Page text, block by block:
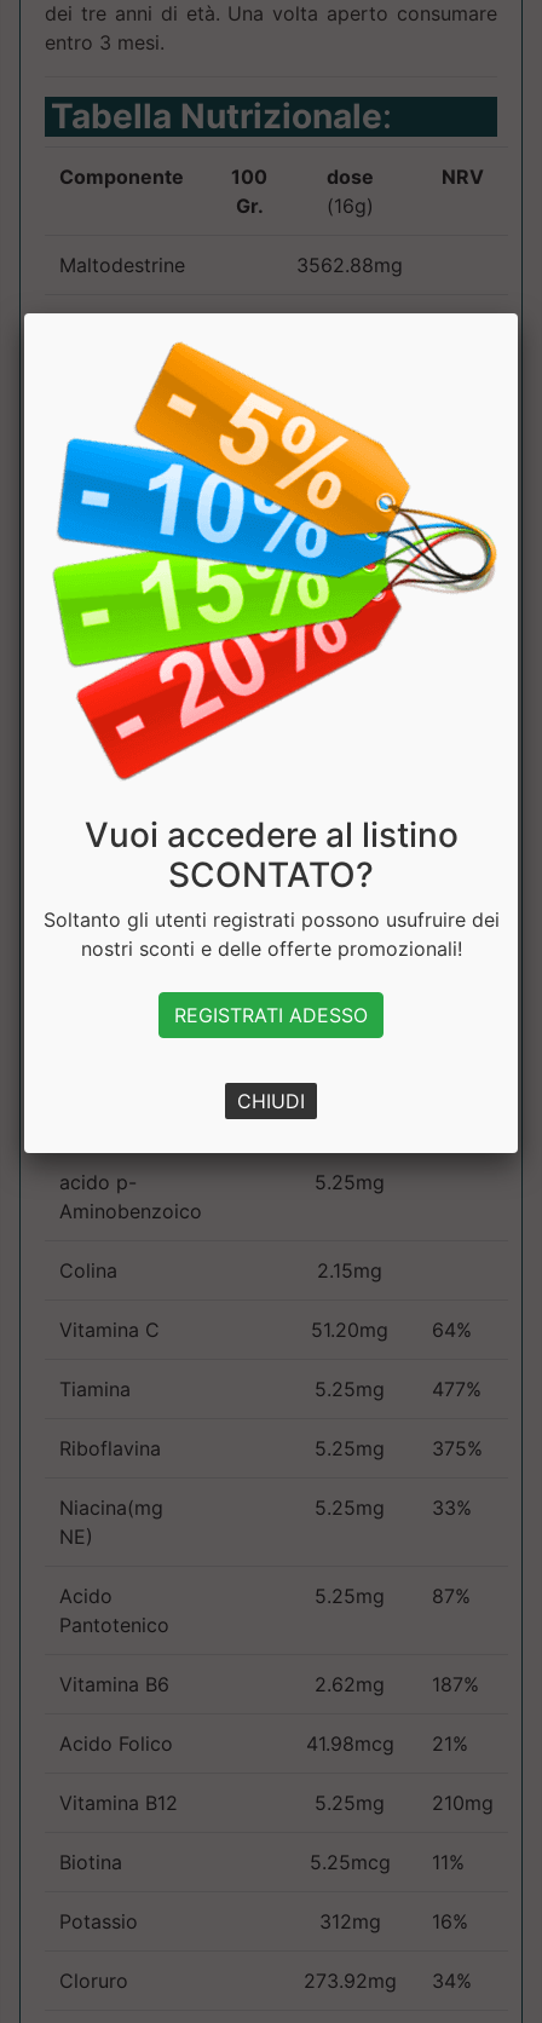
dei tre anni di età. Una volta aperto consumare
entro 3 mesi.
Tabella Nutrizionale:
Componente
100
Gr.
dose
(16g)
NRV
Maltodestrine 3562.88mg
1600mg
di cui L-valina 800mg
di cui L-
isoleucina
800mg
Creatina 960mg
Taurina 960mg
L-Citrullina
Cocco
640mg
β-Alanina 512mg
362.24mg
5.25mg
acido p-
Aminobenzoico
5.25mg
Colina 2.15mg
Vitamina C 51.20mg 64%
Tiamina 5.25mg 477%
Riboflavina 5.25mg 375%
Niacina(mg
NE)
5.25mg 33%
Acido
Pantotenico
5.25mg 87%
Vitamina B6 2.62mg 187%
Acido Folico 41.98mcg 21%
Vitamina B12 5.25mg 210mg
Biotina 5.25mcg 11%
Potassio 312mg 16%
Cloruro 273.92mg 34%
Vuoi accedere al listino
SCONTATO?
Soltanto gli utenti registrati possono usufruire dei
nostri sconti e delle offerte promozionali!
REGISTRATI ADESSO
CHIUDI